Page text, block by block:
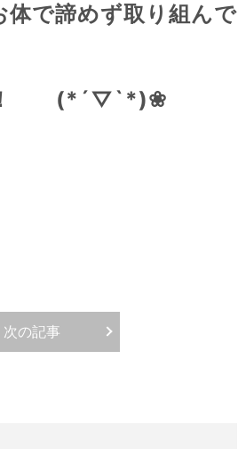
体で諦めず取り組んで
！ (*´▽`*)❀
次の記事